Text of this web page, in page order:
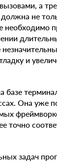
а
не
и
базе
Она уже
точно
задач